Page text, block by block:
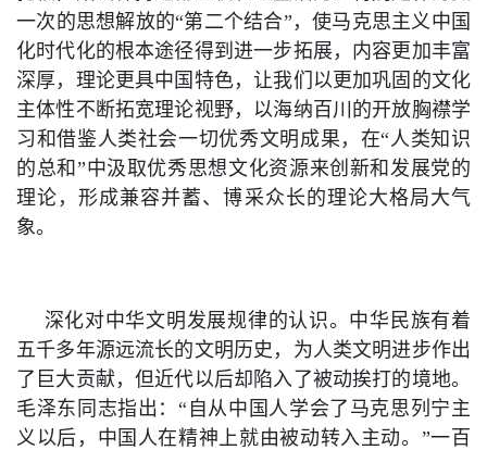
一次的思想解放的“第二个结合”，使马克思主义中国
化时代化的根本途径得到进一步拓展，内容更加丰富
深厚，理论更具中国特色，让我们以更加巩固的文化
主体性不断拓宽理论视野，以海纳百川的开放胸襟学
习和借鉴人类社会一切优秀文明成果，在“人类知识
的总和”中汲取优秀思想文化资源来创新和发展党的
理论，形成兼容并蓄、博采众长的理论大格局大气
象。
深化对中华文明发展规律的认识。中华民族有着
五千多年源远流长的文明历史，为人类文明进步作出
了巨大贡献，但近代以后却陷入了被动挨打的境地。
毛泽东同志指出：“自从中国人学会了马克思列宁主
义以后，中国人在精神上就由被动转入主动。”一百